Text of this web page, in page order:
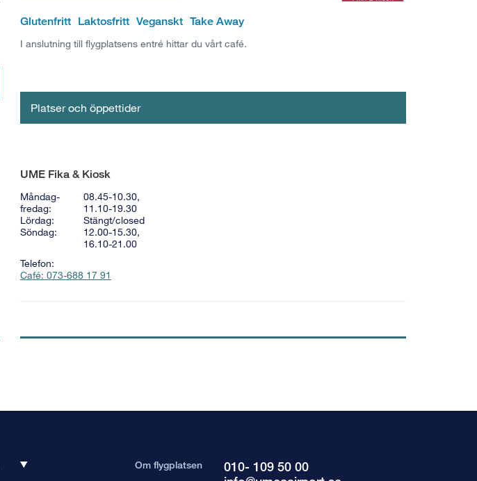
Glutenfritt Laktosfritt Veganskt Take Away
I anslutning till flygplatsens entré hittar du vårt café.
Platser och öppettider
UME Fika & Kiosk
Måndag-
fredag:
08.45-10.30,
11.10-19.30
Lördag:
Stängt/closed
Söndag:
12.00-15.30,
16.10-21.00
Telefon:
Café: 073-688 17 91
Om flygplatsen
010- 109 50 00